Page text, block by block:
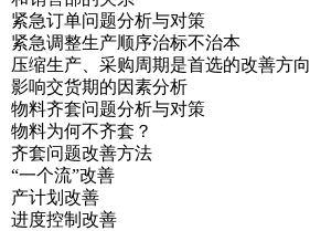
紧急订单问题分析与对策
紧急调整生产顺序治标不治本
压缩生产、采购周期是首选的改善方向
影响交货期的因素分析
物料齐套问题分析与对策
物料为何不齐套？
齐套问题改善方法
“一个流”改善
产计划改善
进度控制改善